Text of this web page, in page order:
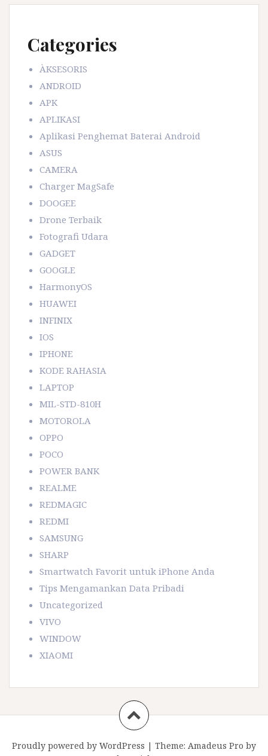
Categories
ÀKSESORIS
ANDROID
APK
APLIKASI
Aplikasi Penghemat Baterai Android
ASUS
CAMERA
Charger MagSafe
DOOGEE
Drone Terbaik
Fotografi Udara
GADGET
GOOGLE
HarmonyOS
HUAWEI
INFINIX
IOS
IPHONE
KODE RAHASIA
LAPTOP
MIL-STD-810H
MOTOROLA
OPPO
POCO
POWER BANK
REALME
REDMAGIC
REDMI
SAMSUNG
SHARP
Smartwatch Favorit untuk iPhone Anda
Tips Mengamankan Data Pribadi
Uncategorized
VIVO
WINDOW
XIAOMI
Proudly powered by WordPress | Theme: Amadeus Pro by